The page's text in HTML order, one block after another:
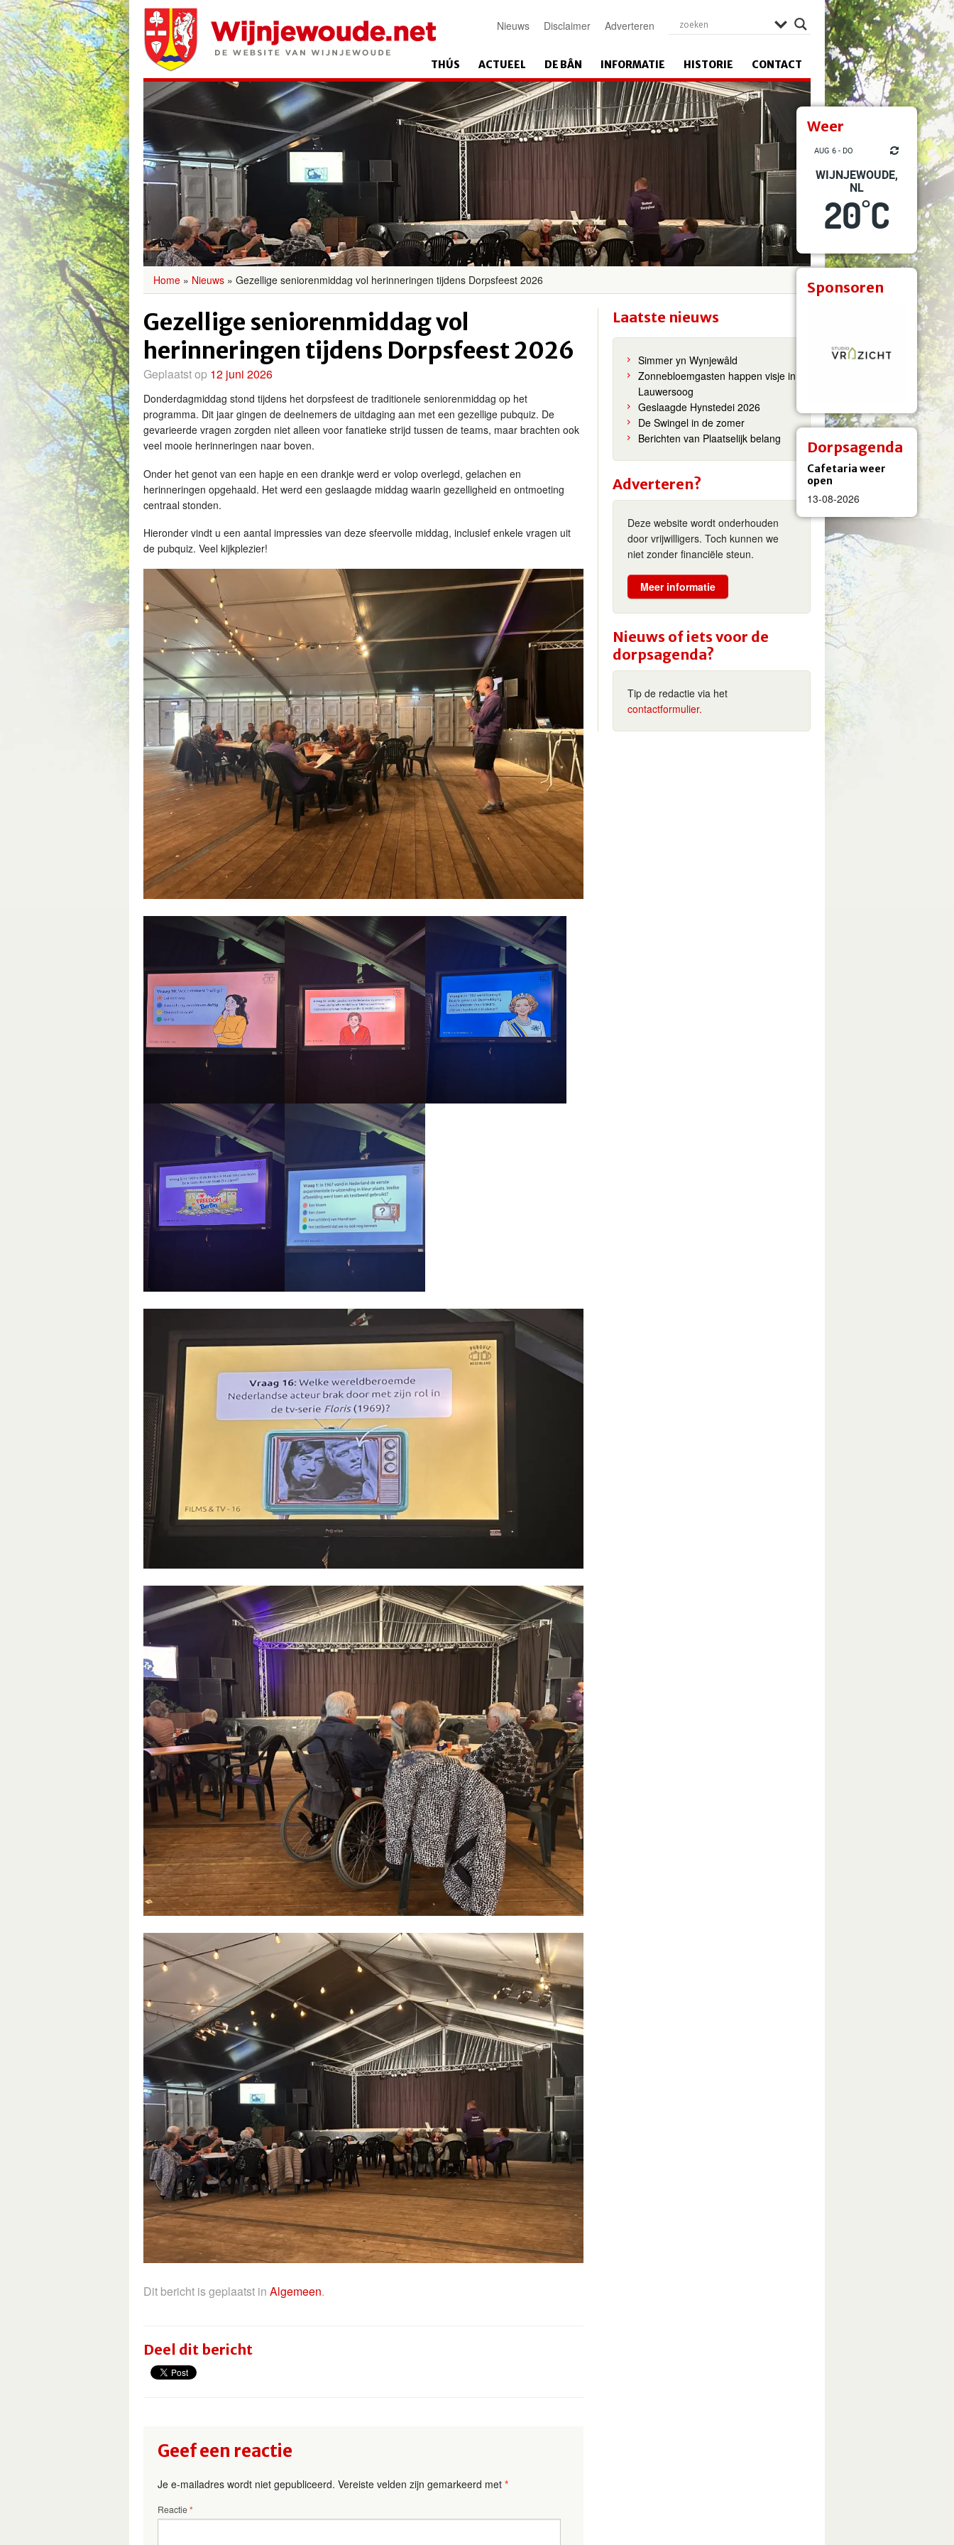
Weer
AUG 6 - DO
WIJNJEWOUDE,
NL
20°C
Sponsoren
Dorpsagenda
Cafetaria weer
open
13-08-2026
Nieuws Disclaimer Adverteren
THÚS ACTUEEL DE BÂN INFORMATIE HISTORIE CONTACT
Home » Nieuws » Gezellige seniorenmiddag vol herinneringen tijdens Dorpsfeest 2026
Gezellige seniorenmiddag vol
herinneringen tijdens Dorpsfeest 2026
Geplaatst op 12 juni 2026
Donderdagmiddag stond tijdens het dorpsfeest de traditionele seniorenmiddag op het
programma. Dit jaar gingen de deelnemers de uitdaging aan met een gezellige pubquiz. De
gevarieerde vragen zorgden niet alleen voor fanatieke strijd tussen de teams, maar brachten ook
veel mooie herinneringen naar boven.
Onder het genot van een hapje en een drankje werd er volop overlegd, gelachen en
herinneringen opgehaald. Het werd een geslaagde middag waarin gezelligheid en ontmoeting
centraal stonden.
Hieronder vindt u een aantal impressies van deze sfeervolle middag, inclusief enkele vragen uit
de pubquiz. Veel kijkplezier!
Dit bericht is geplaatst in Algemeen.
Deel dit bericht
Geef een reactie
Je e-mailadres wordt niet gepubliceerd. Vereiste velden zijn gemarkeerd met *
Reactie*
Laatste nieuws
Simmer yn Wynjewâld
Zonnebloemgasten happen visje in
Lauwersoog
Geslaagde Hynstedei 2026
De Swingel in de zomer
Berichten van Plaatselijk belang
Adverteren?
Deze website wordt onderhouden
door vrijwilligers. Toch kunnen we
niet zonder financiële steun.
Meer informatie
Nieuws of iets voor de
dorpsagenda?
Tip de redactie via het
contactformulier.